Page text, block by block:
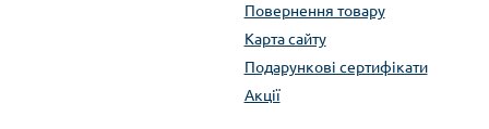
Повернення товару
Карта сайту
Подарункові сертифікати
Акції